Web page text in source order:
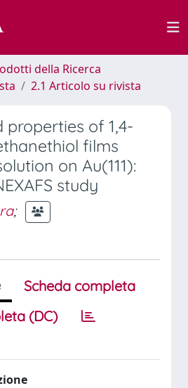
della Ricerca
2.1 Articolo su rivista
properties of 1,4-
films
on Au(111):
study
;
Scheda completa
(DC)